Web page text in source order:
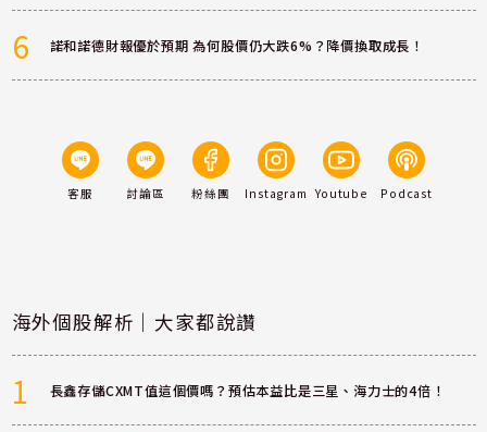
6 諾和諾德財報優於預期 為何股價仍大跌6%？降價換取成長！
客服 討論區 粉絲團 Instagram Youtube Podcast
海外個股解析｜大家都說讚
1 長鑫存儲CXMT值這個價嗎？預估本益比是三星、海力士的4倍！